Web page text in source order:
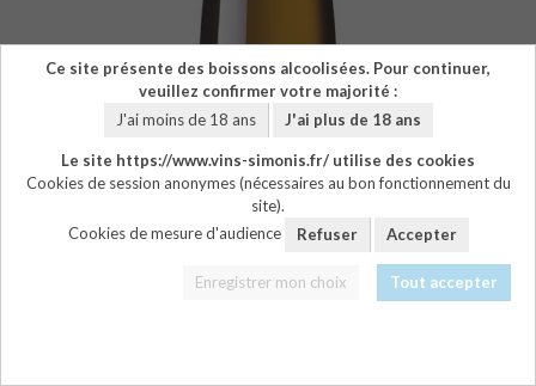
Ce site présente des boissons alcoolisées. Pour continuer,
veuillez confirmer votre majorité :
J'ai moins de 18 ans
J'ai plus de 18 ans
Le site https://www.vins-simonis.fr/ utilise des cookies
Cookies de session anonymes (nécessaires au bon fonctionnement du
site).
Cookies de mesure d'audience
Refuser Accepter
Enregistrer mon choix Tout accepter